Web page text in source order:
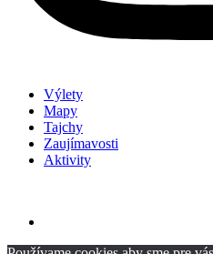
Výlety
Mapy
Tajchy
Zaujímavosti
Aktivity